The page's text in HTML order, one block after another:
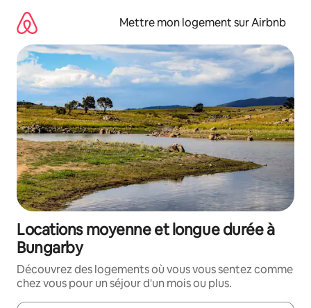
directement
contenu
Mettre mon logement sur Airbnb
Locations moyenne et longue durée à
Bungarby
Découvrez des logements où vous vous sentez comme
chez vous pour un séjour d'un mois ou plus.